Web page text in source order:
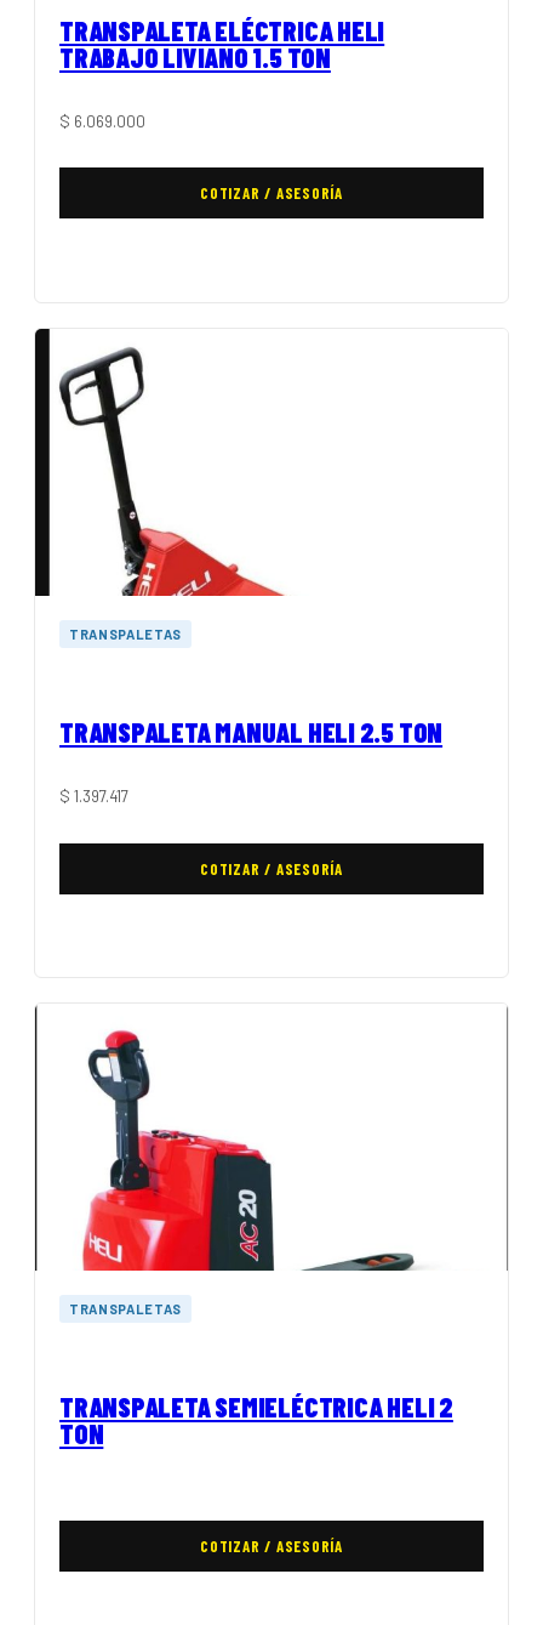
TRANSPALETA ELÉCTRICA HELI
TRABAJO LIVIANO 1.5 TON
$ 6.069.000
COTIZAR / ASESORÍA
TRANSPALETAS
TRANSPALETA MANUAL HELI 2.5 TON
$ 1.397.417
COTIZAR / ASESORÍA
TRANSPALETAS
TRANSPALETA SEMIELÉCTRICA HELI 2
TON
COTIZAR / ASESORÍA